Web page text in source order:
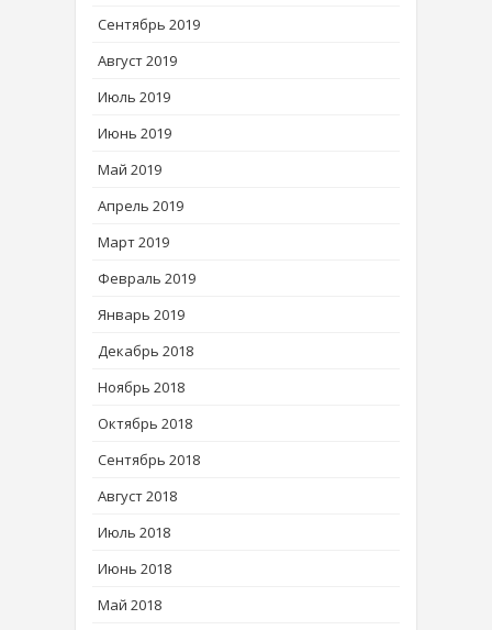
Сентябрь 2019
Август 2019
Июль 2019
Июнь 2019
Май 2019
Апрель 2019
Март 2019
Февраль 2019
Январь 2019
Декабрь 2018
Ноябрь 2018
Октябрь 2018
Сентябрь 2018
Август 2018
Июль 2018
Июнь 2018
Май 2018